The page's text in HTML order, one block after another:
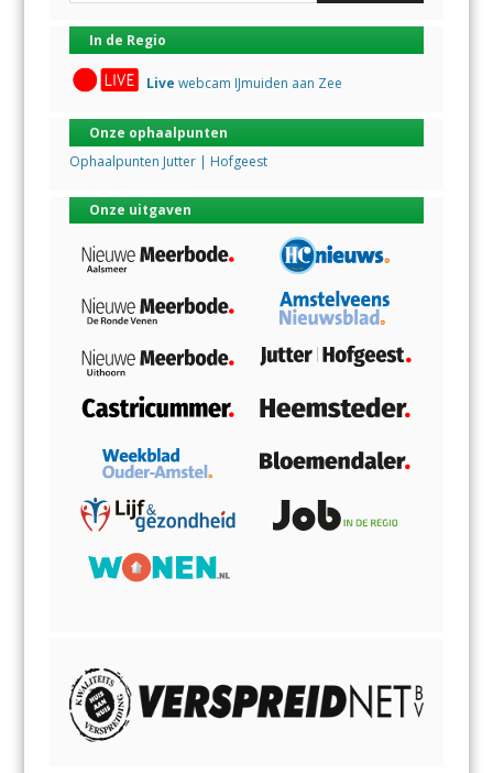
In de Regio
Live webcam IJmuiden aan Zee
Onze ophaalpunten
Ophaalpunten Jutter | Hofgeest
Onze uitgaven